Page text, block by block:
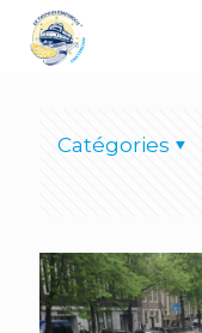
Catégories